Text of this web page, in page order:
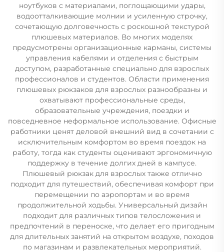
ноутбуков с материалами, поглощающими удары,
водоотталкивающие молнии и усиленную строчку,
сочетающую долговечность с роскошной текстурой
плюшевых материалов. Во многих моделях
предусмотрены организационные карманы, системы
управления кабелями и отделения с быстрым
доступом, разработанные специально для взрослых
профессионалов и студентов. Области применения
плюшевых рюкзаков для взрослых разнообразны и
охватывают профессиональные среды,
образовательные учреждения, поездки и
повседневное неформальное использование. Офисные
работники ценят деловой внешний вид в сочетании с
исключительным комфортом во время поездок на
работу, тогда как студенты оценивают эргономичную
поддержку в течение долгих дней в кампусе.
Плюшевый рюкзак для взрослых также отлично
подходит для путешествий, обеспечивая комфорт при
перемещении по аэропортам и во время
продолжительной ходьбы. Универсальный дизайн
подходит для различных типов телосложения и
предпочтений в переноске, что делает его пригодным
для длительных занятий на открытом воздухе, походов
по магазинам и развлекательных мероприятий.